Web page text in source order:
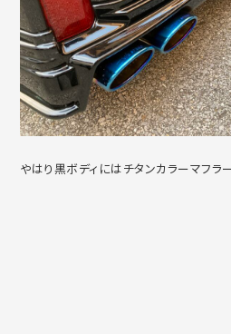
やはり黒ボディにはチタンカラーマフラ